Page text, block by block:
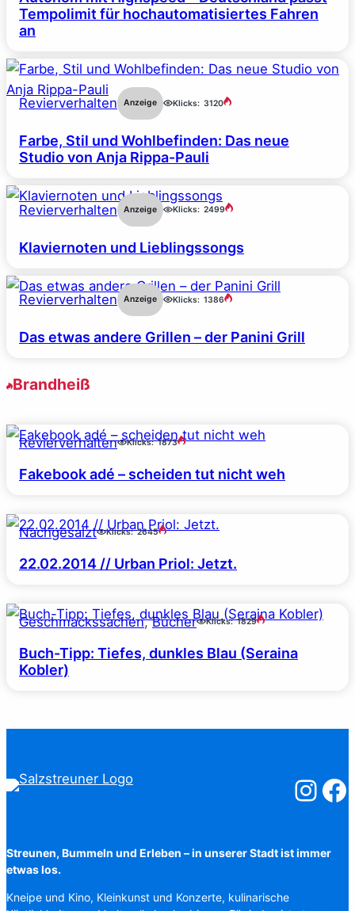
Tempolimit für hochautomatisiertes Fahren
an
Revierverhalten Anzeige Klicks: 3120
Farbe, Stil und Wohlbefinden: Das neue
Studio von Anja Rippa-Pauli
Revierverhalten Anzeige Klicks: 2499
Klaviernoten und Lieblingssongs
Revierverhalten Anzeige Klicks: 1386
Das etwas andere Grillen – der Panini Grill
Brandheiß
Revierverhalten Klicks: 1873
Fakebook adé – scheiden tut nicht weh
Nachgesalzt Klicks: 2645
22.02.2014 // Urban Priol: Jetzt.
Geschmackssachen, Bücher Klicks: 1829
Buch-Tipp: Tiefes, dunkles Blau (Seraina
Kobler)
Streunen, Bummeln und Erleben – in unserer Stadt ist immer
etwas los.
Kneipe und Kino, Kleinkunst und Konzerte, kulinarische